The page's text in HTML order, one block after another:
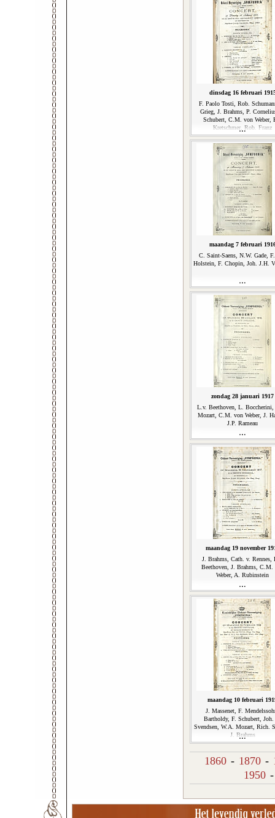
dinsdag 16 februari
F. Paolo Tosti, Rob.
Grieg, J. Brahms, P.
Schubert, C.M. von Weber,
Kretschmer, Rob. Franz
maandag 7 februari
C. Saint-Saens, N.W. Gade,
Holstein, F. Chopin, Joh. J.H.
zondag 28 januari 1917
L.v. Beethoven, L.
Mozart, C.M. von Weber, J.
J.P. Rameau
maandag 19 november
J. Brahms, Cath. v. Rennes,
Beethoven, J. Brahms, C.M.
Weber, A. Rubinstein
maandag 10 februari
J. Massenet, F.
Bartholdy, F. Schubert,
Svendsen, W.A. Mozart, Rich.
J. Brahms
1860 - 1870 -
1950